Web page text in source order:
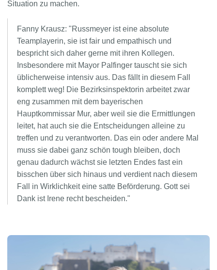
Situation zu machen.
Fanny Krausz: "Russmeyer ist eine absolute
Teamplayerin, sie ist fair und empathisch und
bespricht sich daher gerne mit ihren Kollegen.
Insbesondere mit Mayor Palfinger tauscht sie sich
üblicherweise intensiv aus. Das fällt in diesem Fall
komplett weg! Die Bezirksinspektorin arbeitet zwar
eng zusammen mit dem bayerischen
Hauptkommissar Mur, aber weil sie die Ermittlungen
leitet, hat auch sie die Entscheidungen alleine zu
treffen und zu verantworten. Das ein oder andere Mal
muss sie dabei ganz schön tough bleiben, doch
genau dadurch wächst sie letzten Endes fast ein
bisschen über sich hinaus und verdient nach diesem
Fall in Wirklichkeit eine satte Beförderung. Gott sei
Dank ist Irene recht bescheiden."